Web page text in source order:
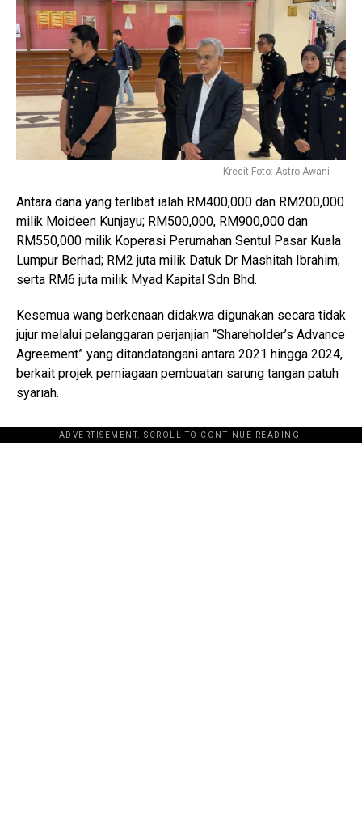
Kredit Foto: Astro Awani
Antara dana yang terlibat ialah RM400,000 dan RM200,000
milik Moideen Kunjayu; RM500,000, RM900,000 dan
RM550,000 milik Koperasi Perumahan Sentul Pasar Kuala
Lumpur Berhad; RM2 juta milik Datuk Dr Mashitah Ibrahim;
serta RM6 juta milik Myad Kapital Sdn Bhd.
Kesemua wang berkenaan didakwa digunakan secara tidak
jujur melalui pelanggaran perjanjian “Shareholder’s Advance
Agreement” yang ditandatangani antara 2021 hingga 2024,
berkait projek perniagaan pembuatan sarung tangan patuh
syariah.
ADVERTISEMENT. SCROLL TO CONTINUE READING.